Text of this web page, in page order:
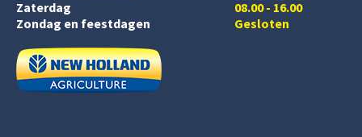
Zaterdag
08.00 - 16.00
Zondag en feestdagen
Gesloten